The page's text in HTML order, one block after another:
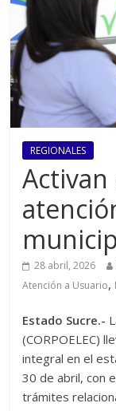
REGIONALES
28 abril, 2026
Atención a Usuario,
Estado Sucre.-
(CORPOELEC)
integral en el
30 de abril, con
trámites